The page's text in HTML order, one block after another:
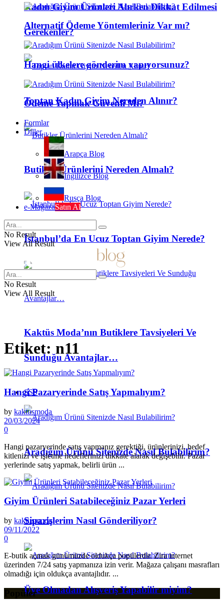
Kadın Giyim Ürünleri Alırken Dikkat Edilmesi
Gerekenler?
Toptan Kadın Giyim Nereden Alınır?
Butikler Ürünlerini Nereden Almalı?
İstanbul’da En Ucuz Toptan Giyim Nerede?
Kaktüs Moda’nın Butiklere Tavsiyeleri Ve
Sunduğu Avantajlar…
SSS
Aradığım Ürünü Sitenizde Nasıl Bulabilirim?
Siparişlerim Nasıl Gönderiliyor?
Üye Olmadan Alışveriş Yapabilir miyim?
Alternatif Ödeme Yöntemleriniz Var mı?
Hangi ülkelere gönderim yapıyorsunuz?
Ödeme Yapmak Güvenli Mi?
Formlar
Diller
Arapça Blog
İngilizce Blog
Rusça Blog
e-MağazaSatın Al
No Result
View All Result
No Result
View All Result
Etiket: n11
Hangi Pazaryerinde Satış Yapmalıyım?
by kaktusmoda
20/03/2024
0
Hangi pazaryerinde satış yapmanız gerektiği, ürünlerinizi, hedef
kitlenizi ve işletme hedeflerinizi dikkate alarak değişebilir. Pazar
yerlerinde satış yapmak, belirli ürün ...
Giyim Ürünleri Satabileceğiniz Pazar Yerleri
by kaktusmoda
09/11/2022
0
E-butik açmak günümüzde oldukça popülerdir. Zira internet
üzerinden 7/24 satış yapmanıza izin verir. Mağaza çalışanı masrafları
olmadığı için oldukça avantajlıdır. ...
Popüler